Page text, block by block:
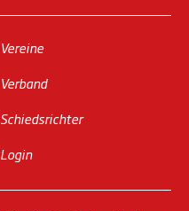
Vereine
Verband
Schiedsrichter
Login